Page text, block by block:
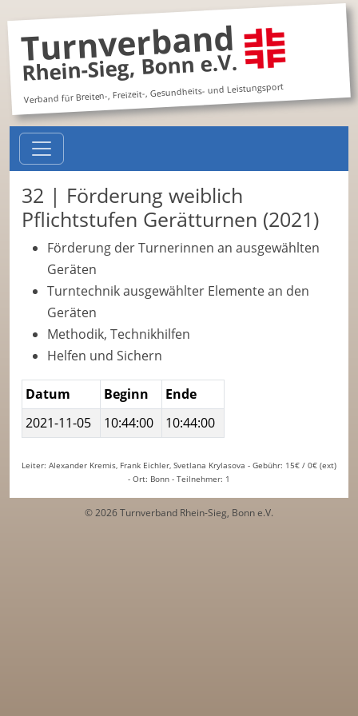
Turnverband
Rhein-Sieg, Bonn e.V.
Verband für Breiten-, Freizeit-, Gesundheits- und Leistungsport
32 | Förderung weiblich
Pflichtstufen Gerätturnen (2021)
Förderung der Turnerinnen an ausgewählten
Geräten
Turntechnik ausgewählter Elemente an den
Geräten
Methodik, Technikhilfen
Helfen und Sichern
Datum Beginn
Ende
2021-11-05
10:44:00 10:44:00
Leiter: Alexander Kremis, Frank Eichler, Svetlana Krylasova - Gebühr: 15€ / 0€ (ext)
- Ort: Bonn - Teilnehmer: 1
© 2026 Turnverband Rhein-Sieg, Bonn e.V.